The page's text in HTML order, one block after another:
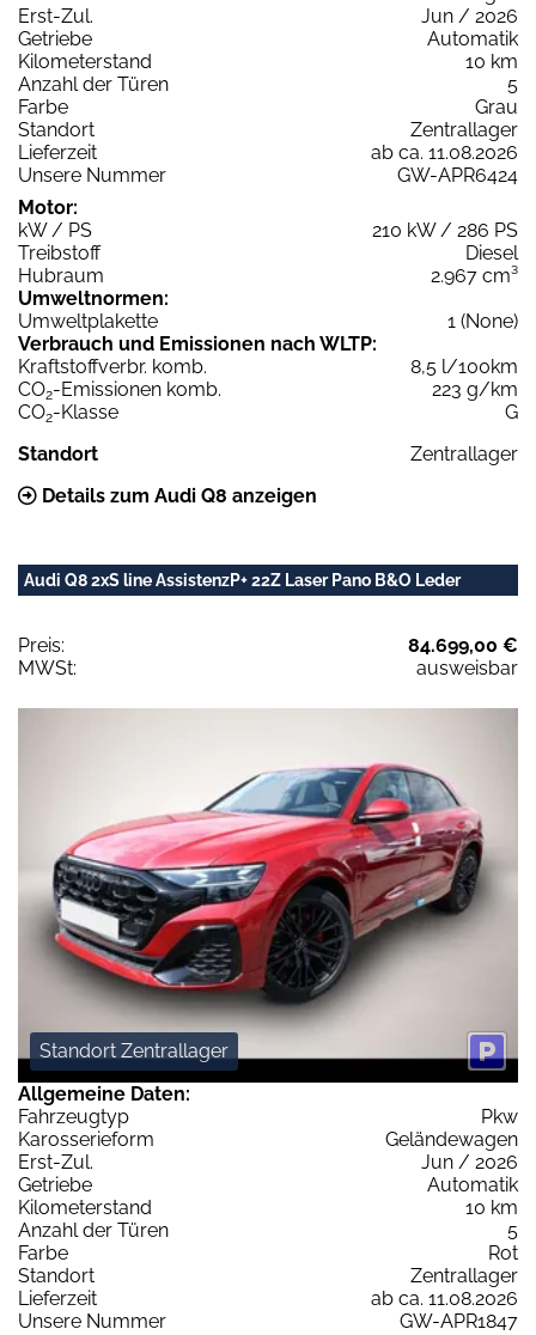
Erst-Zul.
Jun / 2026
Getriebe
Automatik
Kilometerstand
10 km
Anzahl der Türen
5
Farbe
Grau
Standort
Zentrallager
Lieferzeit
ab ca. 11.08.2026
Unsere Nummer
GW-APR6424
Motor:
kW / PS
210 kW / 286 PS
Treibstoff
Diesel
Hubraum
2.967 cm³
Umweltnormen:
Umweltplakette
1 (None)
Verbrauch und Emissionen nach WLTP:
Kraftstoffverbr. komb.
8,5 l/100km
CO2-Emissionen komb.
223 g/km
CO2-Klasse
G
Standort
Zentrallager
Details zum Audi Q8 anzeigen
Audi Q8 2xS line AssistenzP+ 22Z Laser Pano B&O Leder
Preis:
84.699,00 €
MWSt:
ausweisbar
Standort Zentrallager
Allgemeine Daten:
Fahrzeugtyp
Pkw
Karosserieform
Geländewagen
Erst-Zul.
Jun / 2026
Getriebe
Automatik
Kilometerstand
10 km
Anzahl der Türen
5
Farbe
Rot
Standort
Zentrallager
Lieferzeit
ab ca. 11.08.2026
Unsere Nummer
GW-APR1847